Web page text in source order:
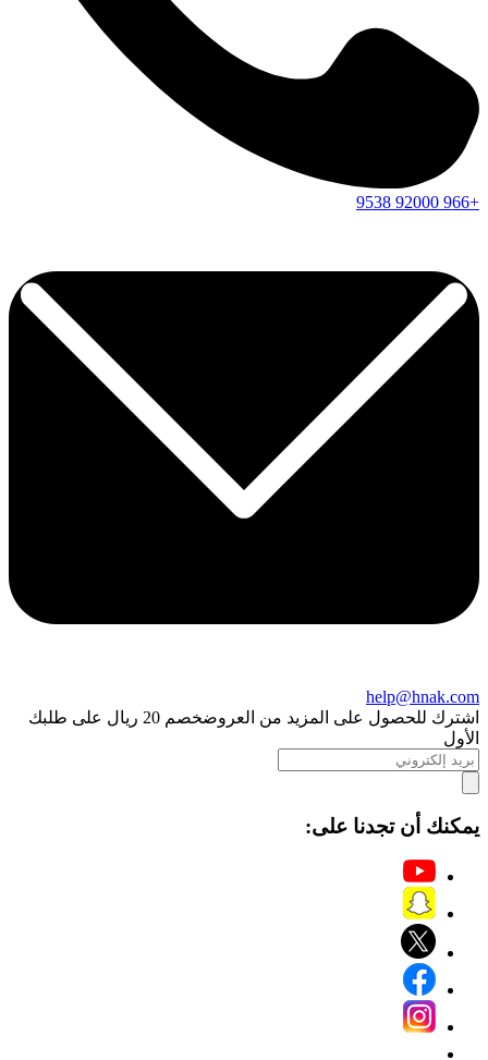
+966
92000
9538
help@hnak.com
اشترك للحصول على المزيد من العروض
خصم 20 ريال على طلبك
الأول
يمكنك أن تجدنا على: